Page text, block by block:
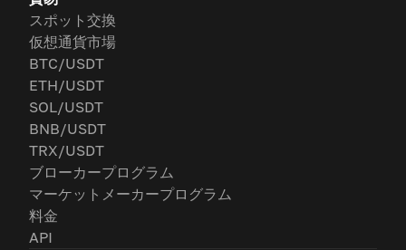
スポット交換
仮想通貨市場
BTC/USDT
ETH/USDT
SOL/USDT
BNB/USDT
TRX/USDT
ブローカープログラム
マーケットメーカープログラム
料金
API